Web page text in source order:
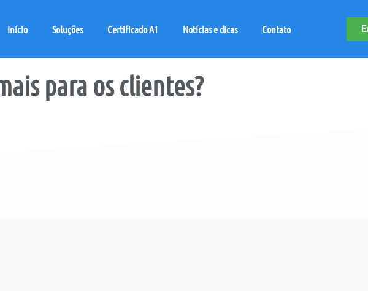
Início Soluções Certificado A1 Notícias e dicas Contato
para os clientes?